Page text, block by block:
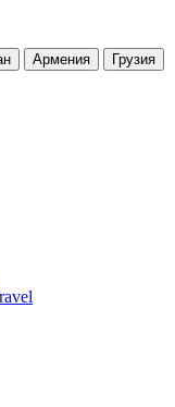
Армения
Грузия